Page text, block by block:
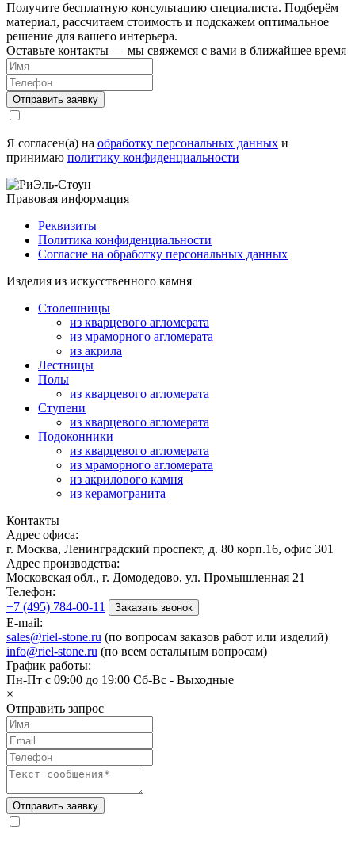
Получите бесплатную консультацию специалиста. Подберём
материал, рассчитаем стоимость и подскажем оптимальное
решение для вашего интерьера.
Оставьте контакты — мы свяжемся с вами в ближайшее время
Я согласен(а) на обработку персональных данных и
принимаю политику конфиденциальности
Правовая информация
Реквизиты
Политика конфиденциальности
Согласие на обработку персональных данных
Изделия из искусственного камня
Столешницы
из кварцевого агломерата
из мраморного агломерата
из акрила
Лестницы
Полы
из кварцевого агломерата
Ступени
из кварцевого агломерата
Подоконники
из кварцевого агломерата
из мраморного агломерата
из акрилового камня
из керамогранита
Контакты
Адрес офиса:
г. Москва, Ленинградский проспект, д. 80 корп.16, офис 301
Адрес производства:
Московская обл., г. Домодедово, ул. Промышленная 21
Телефон:
+7 (495) 784-00-11
Заказать звонок
E-mail:
sales@riel-stone.ru (по вопросам заказов работ или изделий)
info@riel-stone.ru (по всем остальным вопросам)
График работы:
Пн-Пт с 09:00 до 19:00 Сб-Вс - Выходные
×
Отправить запрос